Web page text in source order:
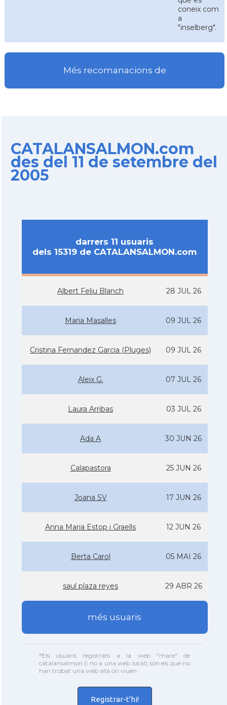
coneix com
a
"inselberg".
Més recomanacions de
CATALANSALMON.com
des del 11 de setembre del
2005
darrers 11 usuaris
dels 15319 de CATALANSALMON.com
Albert Feliu Blanch 28 JUL 26
Maria Masalles 09 JUL 26
Cristina Fernandez Garcia (Pluges) 09 JUL 26
Aleix G. 07 JUL 26
Laura Arribas 03 JUL 26
Ada A 30 JUN 26
Calapastora 25 JUN 26
Joana SV 17 JUN 26
Anna Maria Estop i Graells 12 JUN 26
Berta Carol 05 MAI 26
saul plaza reyes 29 ABR 26
més usuaris
*Els usuaris registrats a la web "mare" de
catalansalmon (i no a una web local) són els que no
han trobat una web allà on viuen
Registrar-t'hi!